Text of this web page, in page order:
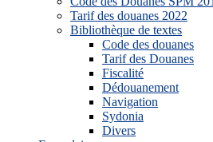
Tarif des douanes 2022
Bibliothèque de textes
Code des douanes
Tarif des Douanes
Fiscalité
Dédouanement
Navigation
Sydonia
Divers